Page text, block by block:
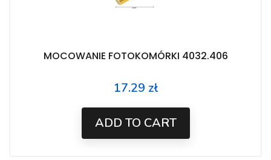
MOCOWANIE FOTOKOMÓRKI 4032.406
Price
17.29 zł
ADD TO CART